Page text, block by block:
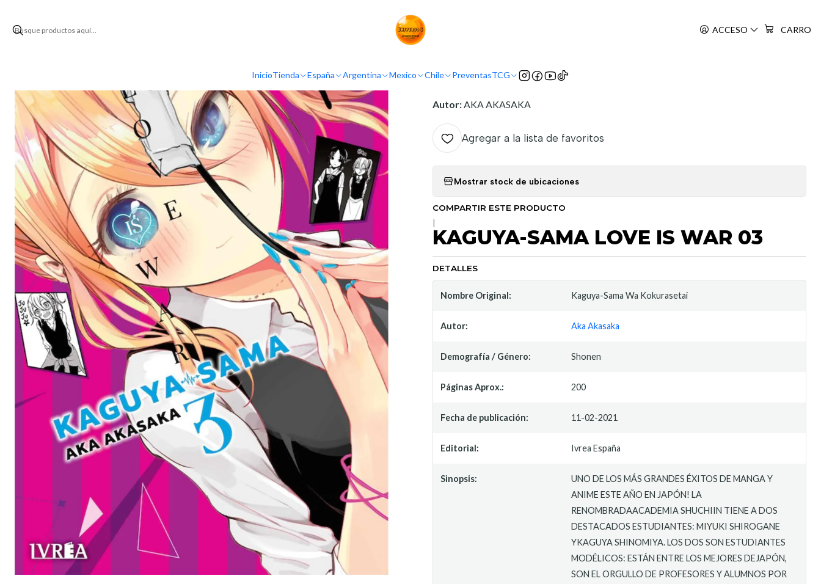
ACCESO CARRO
InicioTienda España Argentina Mexico Chile PreventasTCG
Nombre original:Kaguya-Sama Wa Kokurasetai
Autor:AKA AKASAKA
Agregar a la lista de favoritos
Mostrar stock de ubicaciones
COMPARTIR ESTE PRODUCTO
KAGUYA-SAMA LOVE IS WAR 03
DETALLES
Nombre Original: Kaguya-Sama Wa Kokurasetai
Autor: Aka Akasaka
Demografía / Género: Shonen
Páginas Aprox.: 200
Fecha de publicación: 11-02-2021
Editorial: Ivrea España
Sinopsis:
UNO DE LOS MÁS GRANDES ÉXITOS DE MANGA Y
ANIME ESTE AÑO EN JAPÓN! LA
RENOMBRADAACADEMIA SHUCHIIN TIENE A DOS
DESTACADOS ESTUDIANTES: MIYUKI SHIROGANE
YKAGUYA SHINOMIYA. LOS DOS SON ESTUDIANTES
MODÉLICOS: ESTÁN ENTRE LOS MEJORES DEJAPÓN,
SON EL ORGULLO DE PROFESORES Y ALUMNOS POR